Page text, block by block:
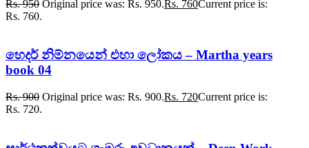
Rs.950 Original price was: Rs. 950.Rs. 760Current price is:
Rs. 760.
හෙදර් නිම්නයෙන් එහා ලෝකය – Martha years
book 04
Rs.900 Original price was: Rs. 900.Rs. 720Current price is:
Rs. 720.